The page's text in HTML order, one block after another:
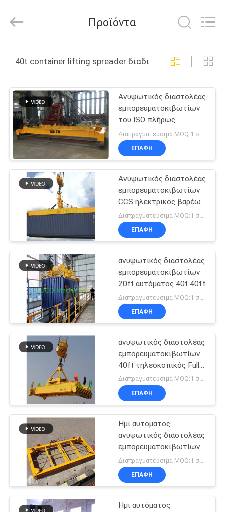
ΠΡΟΪΌΝΤΑ
ΒΊΝΤΕΟ
ΕΜΦΆΝΙΣΗ
VR
ΣΧΕΤΙΚΆ
ΕΜΆΣ
ΕΠΙΣΚΈΨΕΙΣ
ΣΤΟ
ΕΡΓΟΣΤΆΣΙΟ
ΈΛΕΓΧΟΣ
ΠΟΙΌΤΗΤΑΣ
ΕΙΔΉΣΕΙΣ
ΥΠΟΘΈΣΕΙΣ
CONTACT
SITEMAP
GROUP
Rights
Προϊόντα
40t container lifting spreader διαδικτυακή κατασκευή
Ανυψωτικός διαστολέας
εμπορευματοκιβωτίων
του ISO πλήρως
αυτόματος 40T βαρέων
καθηκόντων
Διαπραγματεύσιμα MOQ:1 σύνολο
ΕΠΑΦΉ
Ανυψωτικός διαστολέας
εμπορευματοκιβωτίων
CCS ηλεκτρικός βαρέων
καθηκόντων 40t
υδραυλικός
ΕΠΑΦΉ
ανυψωτικός διαστολέας
εμπορευματοκιβωτίων
20ft αυτόματος 40t 40ft
ΕΠΑΦΉ
ανυψωτικός διαστολέας
εμπορευματοκιβωτίων
40ft τηλεσκοπικός Full
Auto βαρέων
καθηκόντων
Διαπραγματεύσιμα MOQ:1 σύνολο
ΕΠΑΦΉ
Ημι αυτόματος
ανυψωτικός διαστολέας
εμπορευματοκιβωτίων
με το χέρι 20 πόδια
βαρέων καθηκόντων
Διαπραγματεύσιμα MOQ:1 σύνολο
ΕΠΑΦΉ
Ημι αυτόματος